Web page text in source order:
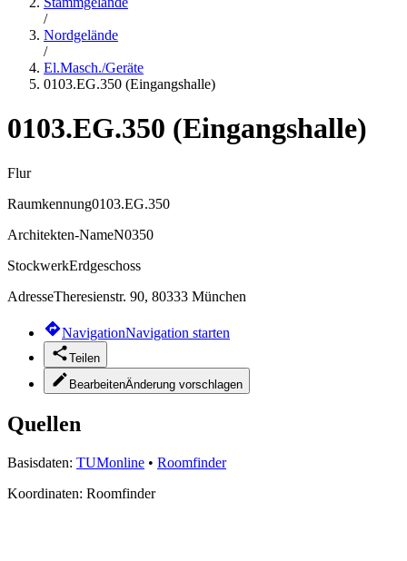
/
Nordgelände
/
El.Masch./Geräte
0103.EG.350 (Eingangshalle)
0103.EG.350 (Eingangshalle)
Flur
Raumkennung0103.EG.350
Architekten-NameN0350
StockwerkErdgeschoss
AdresseTheresienstr. 90, 80333 München
NavigationNavigation starten
Teilen
BearbeitenÄnderung vorschlagen
Quellen
Basisdaten: TUMonline • Roomfinder
Koordinaten: Roomfinder